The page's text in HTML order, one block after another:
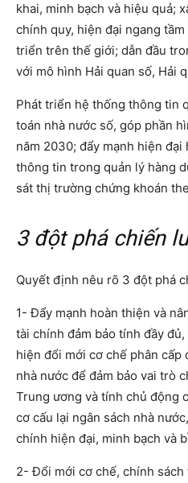
khai, minh bạch và hiệu quả;
chính quy, hiện đại ngang
triển trên thế giới; dẫn đầu
với mô hình Hải quan số, Hải
Phát triển hệ thống thông tin
toán nhà nước số, góp phần
năm 2030; đẩy mạnh hiện
thông tin trong quản lý hàng
sát thị trường chứng khoán
3 đột phá chiến
Quyết định nêu rõ 3 đột phá
1- Đẩy mạnh hoàn thiện và
tài chính đảm bảo tính đầy
hiện đổi mới cơ chế phân cấp
nhà nước để đảm bảo vai trò
Trung ương và tính chủ động
cơ cấu lại ngân sách nhà
chính hiện đại, minh bạch và
2- Đổi mới cơ chế, chính